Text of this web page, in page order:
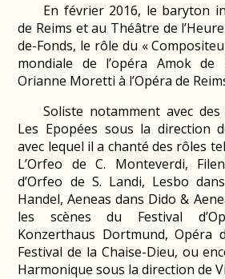
En février 2016, le baryton
de Reims et au Théâtre de
de-Fonds, le rôle du «
mondiale de l’opéra Amok de
Orianne Moretti à l’Opéra de
Soliste notamment avec des
Les Epopées sous la direction
avec lequel il a chanté des rôles
L’Orfeo de C. Monteverdi,
d’Orfeo de S. Landi, Lesbo
Handel, Aeneas dans Dido &
les scènes du Festival
Konzerthaus Dortmund, Opéra
Festival de la Chaise-Dieu, ou
Harmonique sous la direction de